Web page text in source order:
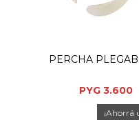
PERCHA
PYG 3.600